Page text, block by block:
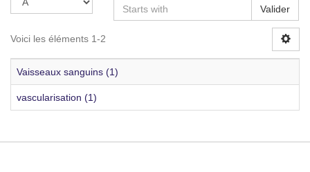
Valider
Voici les éléments 1-2
Vaisseaux sanguins (1)
vascularisation (1)